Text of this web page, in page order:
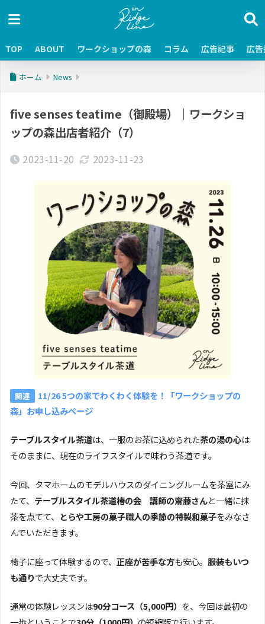
TOP ABOUT ワークショップの森 コラム 広告記事 広
ホーム News
five senses teatime（御殿場）｜ワークショ
ップの森出店者紹介（7）
2023-11-20 2023-11-23
11/26 5つの家でわくわく体験を！「ワークショップの
森」お申し込みページ
テーブルスタイル茶道は、一服のお茶に込められた茶の湯の心は
そのままに、現在のライフスタイルで味わう茶道です。
今回、タマホームのモデルハウスのダイニングルームを茶室にみ
たて、 テーブルスタイル茶道椿の会 講師の齋藤さんと一緒に抹
茶を点てて、
とらや工房の菓子職人の季節の特製和菓子をみなさ
んでいただきます。
椅子に座って体験するので、 正座が苦手な方も安心。 服装もいつ
も通りで大丈夫です。
通常の体験レッスンは90分コース（5,000円） を、今回は最初の